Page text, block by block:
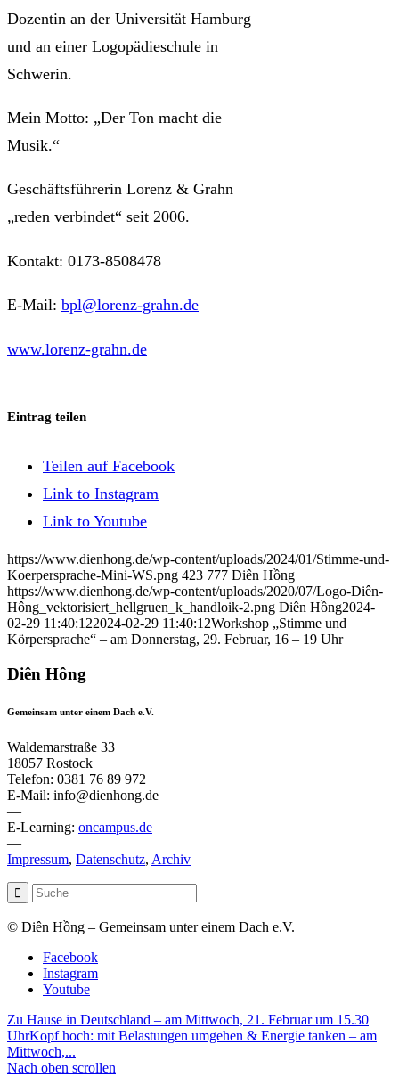
Dozentin an der Universität Hamburg
und an einer Logopädieschule in
Schwerin.
Mein Motto: „Der Ton macht die
Musik.“
Geschäftsführerin Lorenz & Grahn
„reden verbindet“ seit 2006.
Kontakt: 0173-8508478
E-Mail: bpl@lorenz-grahn.de
www.lorenz-grahn.de
Eintrag teilen
Teilen auf Facebook
Link to Instagram
Link to Youtube
https://www.dienhong.de/wp-content/uploads/2024/01/Stimme-und-
Koerpersprache-Mini-WS.png 423 777 Diên Hồng
https://www.dienhong.de/wp-content/uploads/2020/07/Logo-Diên-
Hông_vektorisiert_hellgruen_k_handloik-2.png Diên Hồng2024-
02-29 11:40:122024-02-29 11:40:12Workshop „Stimme und
Körpersprache“ – am Donnerstag, 29. Februar, 16 – 19 Uhr
Diên Hông
Gemeinsam unter einem Dach e.V.
Waldemarstraße 33
18057 Rostock
Telefon: 0381 76 89 972
E-Mail: info@dienhong.de
—
E-Learning: oncampus.de
—
Impressum, Datenschutz, Archiv
© Diên Hồng – Gemeinsam unter einem Dach e.V.
Facebook
Instagram
Youtube
Zu Hause in Deutschland – am Mittwoch, 21. Februar um 15.30
UhrKopf hoch: mit Belastungen umgehen & Energie tanken – am
Mittwoch,...
Nach oben scrollen